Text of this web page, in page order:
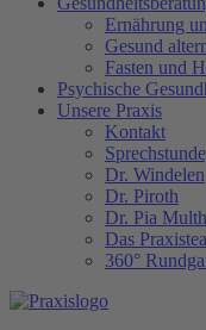
Ernährung
Gesund
Fasten und
Psychische
Unsere Praxis
Kontakt
Dr. Windelen
Dr. Piroth
Dr. Pia
Das
360°